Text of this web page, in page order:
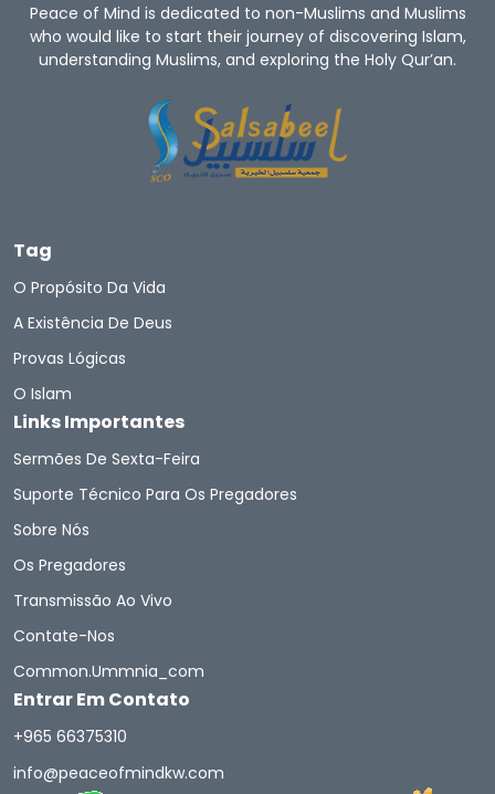
Peace of Mind is dedicated to non-Muslims and Muslims
who would like to start their journey of discovering Islam,
understanding Muslims, and exploring the Holy Qur’an.
Tag
O Propósito Da Vida
A Existência De Deus
Provas Lógicas
O Islam
Links Importantes
Sermões De Sexta-Feira
Suporte Técnico Para Os Pregadores
Sobre Nós
Os Pregadores
Transmissão Ao Vivo
Contate-Nos
Common.ummnia_com
Entrar Em Contato
+965 66375310
info@peaceofmindkw.com